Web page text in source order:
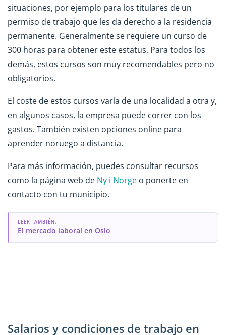
situaciones, por ejemplo para los titulares de un
permiso de trabajo que les da derecho a la residencia
permanente. Generalmente se requiere un curso de
300 horas para obtener este estatus. Para todos los
demás, estos cursos son muy recomendables pero no
obligatorios.
El coste de estos cursos varía de una localidad a otra y,
en algunos casos, la empresa puede correr con los
gastos. También existen opciones online para
aprender noruego a distancia.
Para más información, puedes consultar recursos
como la página web de Ny i Norge o ponerte en
contacto con tu municipio.
LEER TAMBIÉN.
El mercado laboral en Oslo
Salarios y condiciones de trabajo en